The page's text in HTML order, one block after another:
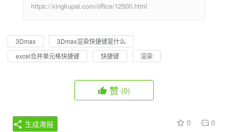
https://xingkupai.com/office/12500.html
3Dmax
3Dmax渲染快捷键是什么
excel合并单元格快捷键
快捷键 渲染
赞 (0)
0 0
生成海报